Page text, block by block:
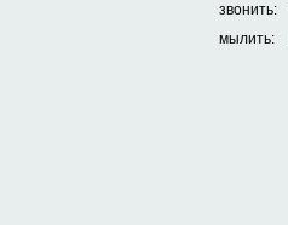
звонить:
мылить: